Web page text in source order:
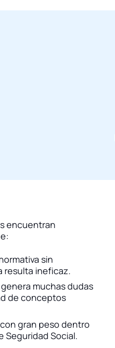
encuentran
sin
resulta ineficaz.
muchas dudas
de conceptos
gran peso dentro
Seguridad Social.